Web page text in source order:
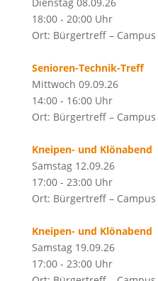
18:00 - 20:00 Uhr
Ort: Bürgertreff – Campus
Senioren-Technik-Treff
Mittwoch 09.09.26
14:00 - 16:00 Uhr
Ort: Bürgertreff – Campus
Kneipen- und Klönabend
Samstag 12.09.26
17:00 - 23:00 Uhr
Ort: Bürgertreff – Campus
Kneipen- und Klönabend
Samstag 19.09.26
17:00 - 23:00 Uhr